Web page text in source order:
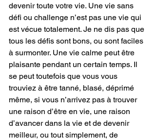
devenir toute votre vie. Une vie sans
défi ou challenge n’est pas une vie qui
est vécue totalement. Je ne dis pas que
tous les défis sont bons, ou sont faciles
à surmonter. Une vie calme peut être
plaisante pendant un certain temps. Il
se peut toutefois que vous vous
trouviez à être tanné, blasé, déprimé
même, si vous n’arrivez pas à trouver
une raison d’être en vie, une raison
d’avancer dans la vie et de devenir
meilleur, ou tout simplement, de